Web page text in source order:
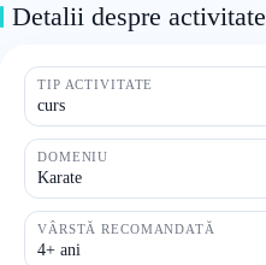
Detalii despre activitate
TIP ACTIVITATE
curs
DOMENIU
Karate
VÂRSTĂ RECOMANDATĂ
4+ ani